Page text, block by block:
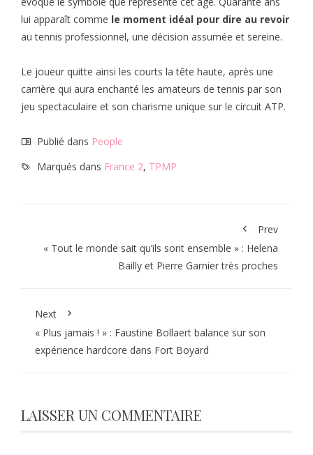
lui apparaît comme le moment idéal pour dire au revoir
au tennis professionnel, une décision assumée et sereine.
Le joueur quitte ainsi les courts la tête haute, après une
carrière qui aura enchanté les amateurs de tennis par son
jeu spectaculaire et son charisme unique sur le circuit ATP.
Publié dans People
Marqués dans France 2, TPMP
Prev
« Tout le monde sait qu’ils sont ensemble » : Helena
Bailly et Pierre Garnier très proches
Next
« Plus jamais ! » : Faustine Bollaert balance sur son
expérience hardcore dans Fort Boyard
LAISSER UN COMMENTAIRE